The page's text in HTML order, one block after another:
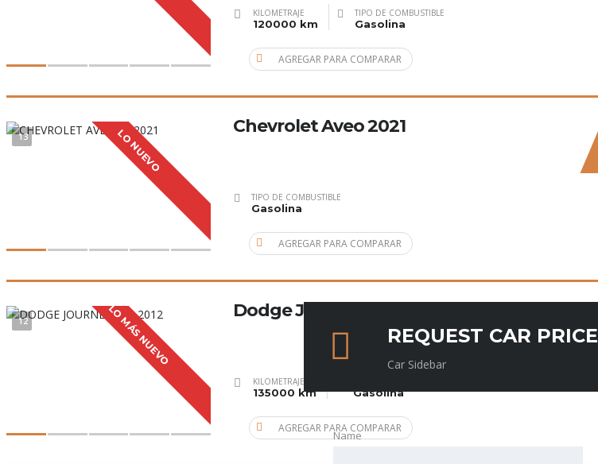
KILOMETRAJE
120000 km
TIPO DE COMBUSTIBLE
Gasolina
AGREGAR PARA COMPARAR
13 LO NUEVO
Chevrolet Aveo 2021
TIPO DE COMBUSTIBLE
Gasolina
AGREGAR PARA COMPARAR
12 LO MÁS NUEVO Dodge Journey 2012
KILOMETRAJE
135000 km Gasolina
AGREGAR PARA COMPARAR
REQUEST CAR PRICE
Car Sidebar
Name